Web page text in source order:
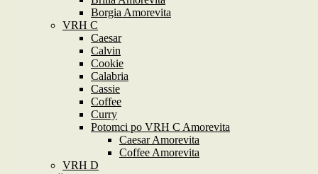
Borgia Amorevita
VRH C
Caesar
Calvin
Cookie
Calabria
Cassie
Coffee
Curry
Potomci po VRH C Amorevita
Caesar Amorevita
Coffee Amorevita
VRH D